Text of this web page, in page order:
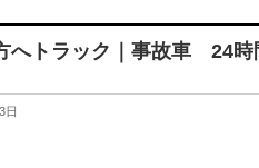
へトラック｜事故車 24時
日